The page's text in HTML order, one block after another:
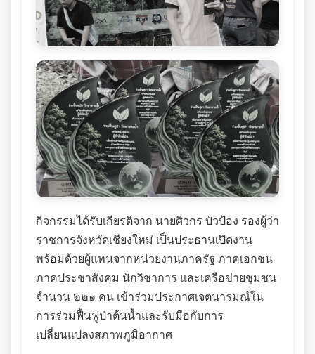
กิจกรรมได้รับเกียรติจาก นายศิวกร บัวป้อง รองผู้ว่า
ราชการจังหวัดเชียงใหม่ เป็นประธานเปิดงาน
พร้อมด้วยผู้แทนจากหน่วยงานภาครัฐ ภาคเอกชน
ภาคประชาสังคม นักวิชาการ และเครือข่ายชุมชน
จำนวน ๒๒๑ คน เข้าร่วมประกาศเจตนารมณ์ใน
การร่วมฟื้นฟูป่าต้นน้ำและรับมือกับการ
เปลี่ยนแปลงสภาพภูมิอากาศ